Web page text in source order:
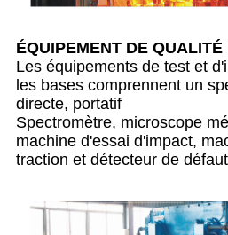
ÉQUIPEMENT DE QUALITÉ
Les équipements de test et
les bases comprennent un
directe, portatif
Spectromètre, microscope
machine d'essai d'impact,
traction et détecteur de